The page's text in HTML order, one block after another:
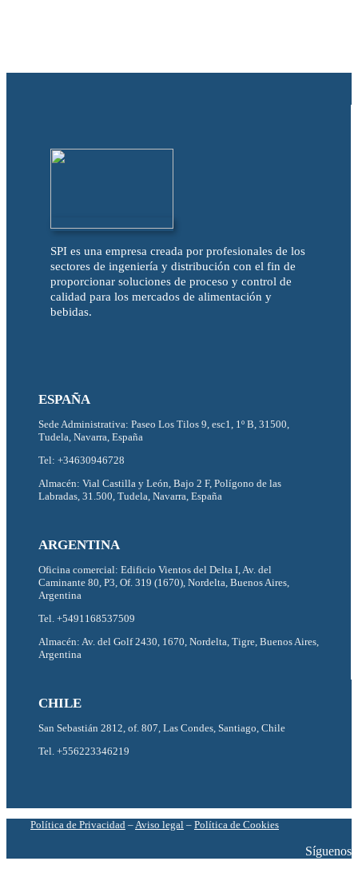
SPI es una empresa creada por profesionales de los
sectores de ingeniería y distribución con el fin de
proporcionar soluciones de proceso y control de
calidad para los mercados de alimentación y
bebidas.
ESPAÑA
Sede Administrativa: Paseo Los Tilos 9, esc1, 1º B, 31500,
Tudela, Navarra, España
Tel: +34630946728
Almacén: Vial Castilla y León, Bajo 2 F, Polígono de las
Labradas, 31.500, Tudela, Navarra, España
ARGENTINA
Oficina comercial: Edificio Vientos del Delta I, Av. del
Caminante 80, P3, Of. 319 (1670), Nordelta, Buenos Aires,
Argentina
Tel. +5491168537509
Almacén: Av. del Golf 2430, 1670, Nordelta, Tigre, Buenos Aires,
Argentina
CHILE
San Sebastián 2812, of. 807, Las Condes, Santiago, Chile
Tel. +556223346219
Política de Privacidad–Aviso legal– Política de Cookies
Síguenos